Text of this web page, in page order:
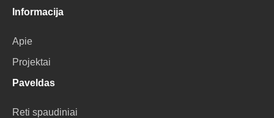
Informacija
Apie
Projektai
Paveldas
Reti spaudiniai